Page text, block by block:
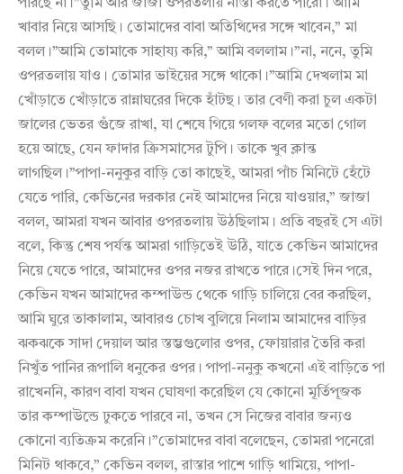
পারছে না।”তুমি আর জাজা ওপরতলায় নাস্তা করতে পারো। আমি
খাবার নিয়ে আসছি। তোমাদের বাবা অতিথিদের সঙ্গে খাবেন,” মা
বলল।”আমি তোমাকে সাহায্য করি,” আমি বললাম।”না, ননে, তুমি
ওপরতলায় যাও। তোমার ভাইয়ের সঙ্গে থাকো।”আমি দেখলাম মা
খোঁড়াতে খোঁড়াতে রান্নাঘরের দিকে হাঁটছ। তার বেণী করা চুল একটা
জালের ভেতর গুঁজে রাখা, যা শেষে গিয়ে গলফ বলের মতো গোল
হয়ে আছে, যেন ফাদার ক্রিসমাসের টুপি। তাকে খুব ক্লান্ত
লাগছিল।”পাপা-ননুকুর বাড়ি তো কাছেই, আমরা পাঁচ মিনিটে হেঁটে
যেতে পারি, কেভিনের দরকার নেই আমাদের নিয়ে যাওয়ার,” জাজা
বলল, আমরা যখন আবার ওপরতলায় উঠছিলাম। প্রতি বছরই সে এটা
বলে, কিন্তু শেষ পর্যন্ত আমরা গাড়িতেই উঠি, যাতে কেভিন আমাদের
নিয়ে যেতে পারে, আমাদের ওপর নজর রাখতে পারে।সেই দিন পরে,
কেভিন যখন আমাদের কম্পাউন্ড থেকে গাড়ি চালিয়ে বের করছিল,
আমি ঘুরে তাকালাম, আবারও চোখ বুলিয়ে নিলাম আমাদের বাড়ির
ঝকঝকে সাদা দেয়াল আর স্তম্ভগুলোর ওপর, ফোয়ারার তৈরি করা
নিখুঁত পানির রূপালি ধনুকের ওপর। পাপা-ননুকু কখনো এই বাড়িতে পা
রাখেননি, কারণ বাবা যখন ঘোষণা করেছিল যে কোনো মূর্তিপূজক
তার কম্পাউন্ডে ঢুকতে পারবে না, তখন সে নিজের বাবার জন্যও
কোনো ব্যতিক্রম করেনি।”তোমাদের বাবা বলেছেন, তোমরা পনেরো
মিনিট থাকবে,” কেভিন বলল, রাস্তার পাশে গাড়ি থামিয়ে, পাপা-